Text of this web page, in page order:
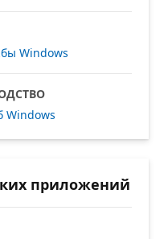
Windows
Windows
приложений